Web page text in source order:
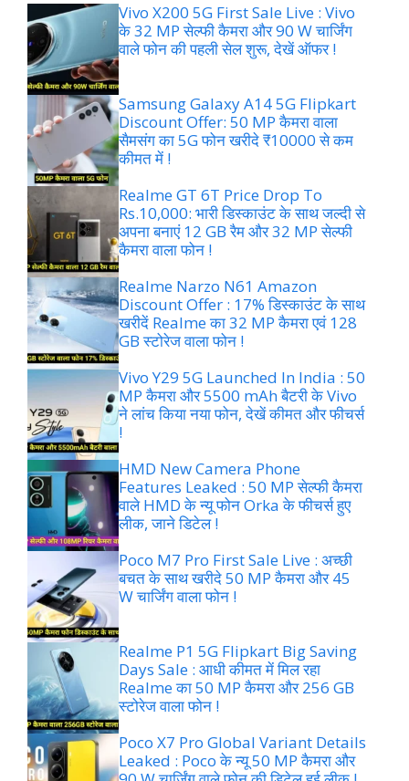
Vivo X200 5G First Sale Live : Vivo
के 32 MP सेल्फी कैमरा और 90 W चार्जिंग
वाले फोन की पहली सेल शुरू, देखें ऑफर !
Samsung Galaxy A14 5G Flipkart
Discount Offer: 50 MP कैमरा वाला
सैमसंग का 5G फोन खरीदे ₹10000 से कम
कीमत में !
Realme GT 6T Price Drop To
Rs.10,000: भारी डिस्काउंट के साथ जल्दी से
अपना बनाएं 12 GB रैम और 32 MP सेल्फी
कैमरा वाला फोन !
Realme Narzo N61 Amazon
Discount Offer : 17% डिस्काउंट के साथ
खरीदें Realme का 32 MP कैमरा एवं 128
GB स्टोरेज वाला फोन !
Vivo Y29 5G Launched In India : 50
MP कैमरा और 5500 mAh बैटरी के Vivo
ने लांच किया नया फोन, देखें कीमत और फीचर्स
!
HMD New Camera Phone
Features Leaked : 50 MP सेल्फी कैमरा
वाले HMD के न्यू फोन Orka के फीचर्स हुए
लीक, जाने डिटेल !
Poco M7 Pro First Sale Live : अच्छी
बचत के साथ खरीदे 50 MP कैमरा और 45
W चार्जिंग वाला फोन !
Realme P1 5G Flipkart Big Saving
Days Sale : आधी कीमत में मिल रहा
Realme का 50 MP कैमरा और 256 GB
स्टोरेज वाला फोन !
Poco X7 Pro Global Variant Details
Leaked : Poco के न्यू 50 MP कैमरा और